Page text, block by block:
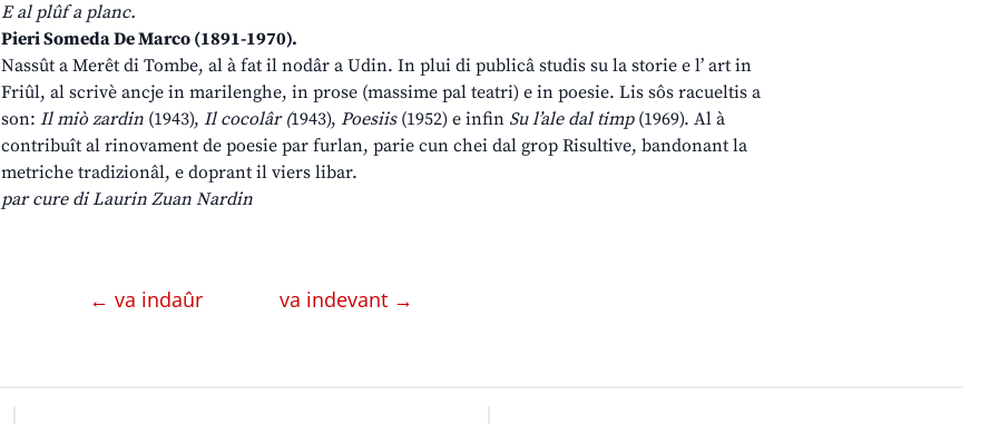
E al plûf a planc.
Pieri Someda De Marco (1891-1970).
Nassût a Merêt di Tombe, al à fat il nodâr a Udin. In plui di publicâ studis su la storie e l’ art in
Friûl, al scrivè ancje in marilenghe, in prose (massime pal teatri) e in poesie. Lis sôs racueltis a
son: Il miò zardin (1943), Il cocolâr (1943), Poesiis(1952) e infin Su l’ale dal timp (1969). Al à
contribuît al rinovament de poesie par furlan, parie cun chei dal grop Risultive, bandonant la
metriche tradizionâl, e doprant il viers libar.
par cure di Laurin Zuan Nardin
← va indaûr va indevant →